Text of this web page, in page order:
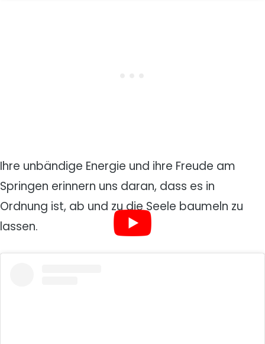
Ihre unbändige Energie und ihre Freude am
Springen erinnern uns daran, dass es in
Ordnung ist, ab und zu die Seele baumeln zu
lassen.